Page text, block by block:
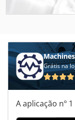
Case Ih 9370
Case Ih Cvx 1190
Case Ih Cvx 1195
Case Ih Maxxum
Case Ih Maxxum
Grátis na
A aplicação nº